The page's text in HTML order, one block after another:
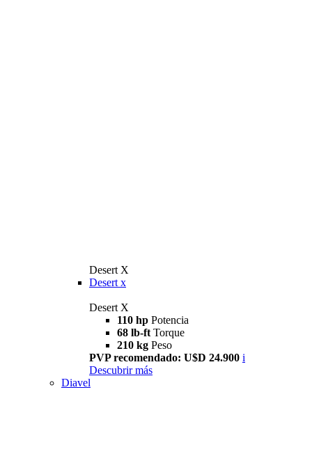
Desert X
Desert x
Desert X
110 hp Potencia
68 lb-ft Torque
210 kg Peso
PVP recomendado: U$D 24.900 i
Descubrir más
Diavel